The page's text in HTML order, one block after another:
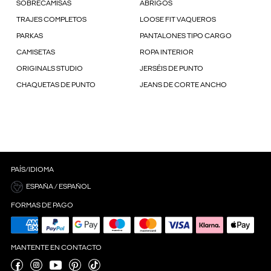
SOBRECAMISAS ABRIGOS
TRAJES COMPLETOS LOOSE FIT VAQUEROS
PARKAS PANTALONES TIPO CARGO
CAMISETAS ROPA INTERIOR
ORIGINALS STUDIO JERSÉIS DE PUNTO
CHAQUETAS DE PUNTO JEANS DE CORTE ANCHO
PAÍS/IDIOMA
ESPAÑA / ESPAÑOL
FORMAS DE PAGO
MANTENTE EN CONTACTO